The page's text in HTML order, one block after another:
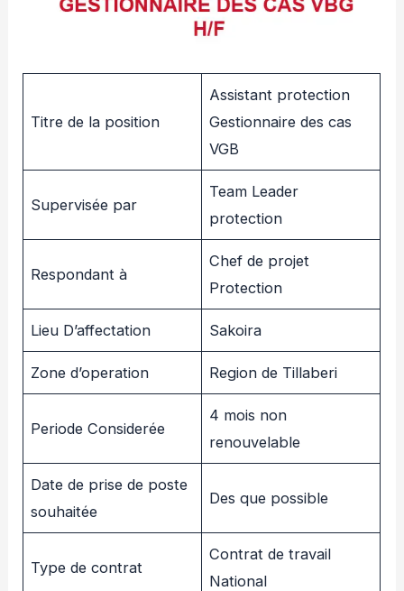
Titre de la position
Assistant protection
Gestionnaire des cas
VGB
Supervisée par
Team Leader
protection
Respondant à
Chef de projet
Protection
Lieu D’affectation Sakoira
Zone d’operation Region de Tillaberi
Periode Considerée
4 mois non
renouvelable
Date de prise de poste
souhaitée
Des que possible
Type de contrat
Contrat de travail
National